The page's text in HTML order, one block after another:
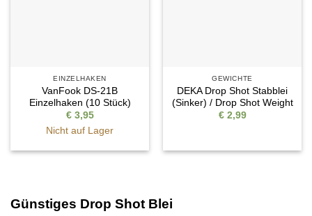
EINZELHAKEN
VanFook DS-21B
Einzelhaken (10 Stück)
€3,95
Nicht auf Lager
GEWICHTE
DEKA Drop Shot Stabblei
(Sinker) / Drop Shot Weight
€2,99
Günstiges Drop Shot Blei